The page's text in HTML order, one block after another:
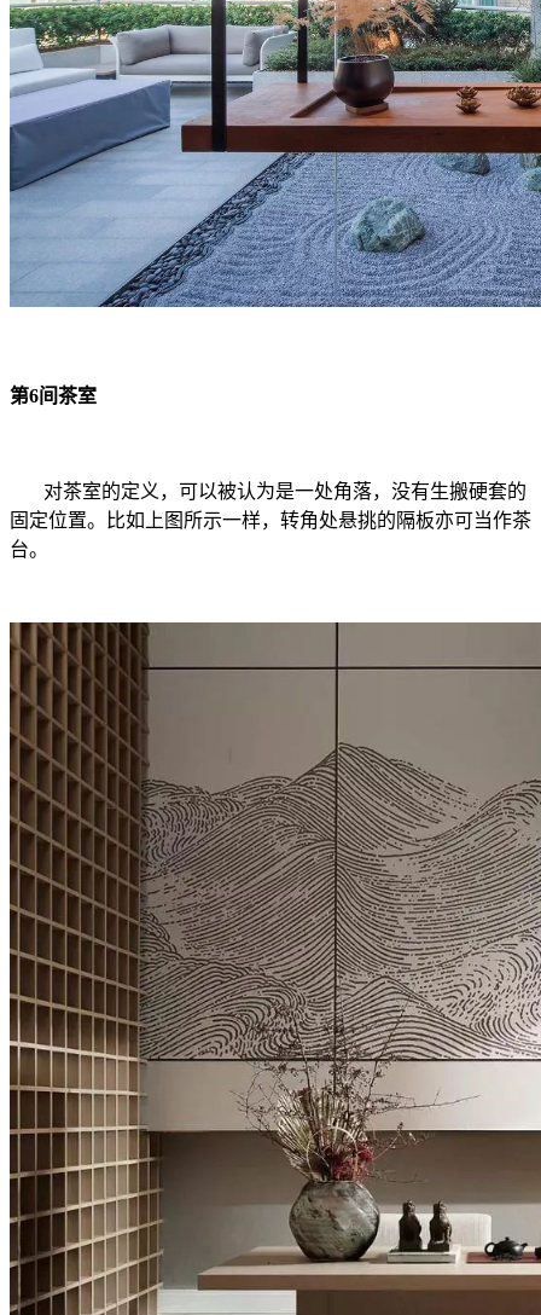
第6间茶室
对茶室的定义，可以被认为是一处角落，没有生搬硬套的
固定位置。比如上图所示一样，转角处悬挑的隔板亦可当作茶
台。